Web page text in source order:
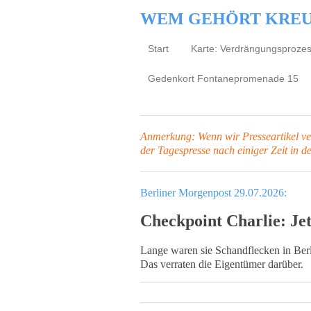
WEM GEHÖRT
Start Karte:
Gedenkort Fontanepromenade 15
Anmerkung: Wenn wir Presseartikel
der Tagespresse nach einiger Zeit in
Berliner Morgenpost 29.07.2026:
Checkpoint Charlie:
Lange waren sie Schandflecken in
Das verraten die Eigentümer darüber.